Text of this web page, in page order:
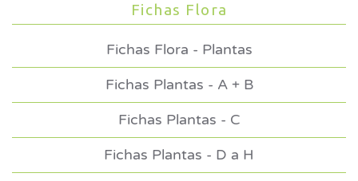
Fichas Flora
Fichas Flora - Plantas
Fichas Plantas - A + B
Fichas Plantas - C
Fichas Plantas - D a H